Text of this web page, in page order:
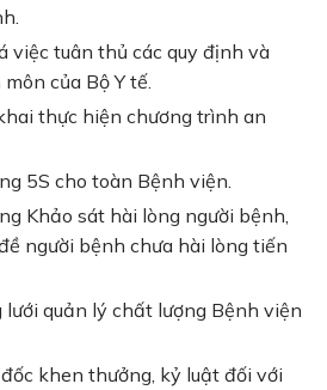
việc tuân thủ các quy định và
của Bộ Y tế.
thực hiện chương trình an
5S cho toàn Bệnh viện.
Khảo sát hài lòng người bệnh,
người bệnh chưa hài lòng tiến
lưới quản lý chất lượng Bệnh viện
khen thưởng, kỷ luật đối với